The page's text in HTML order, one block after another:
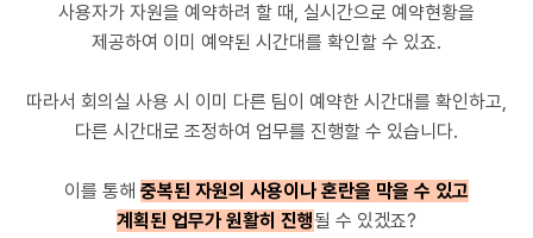
사용자가 자원을 예약하려 할 때, 실시간으로 예약현황을
제공하여 이미 예약된 시간대를 확인할 수 있죠.
따라서 회의실 사용 시 이미 다른 팀이 예약한 시간대를 확인하고,
다른 시간대로 조정하여 업무를 진행할 수 있습니다.
이를 통해 중복된 자원의 사용이나 혼란을 막을 수 있고
계획된 업무가 원활히 진행될 수 있겠죠?